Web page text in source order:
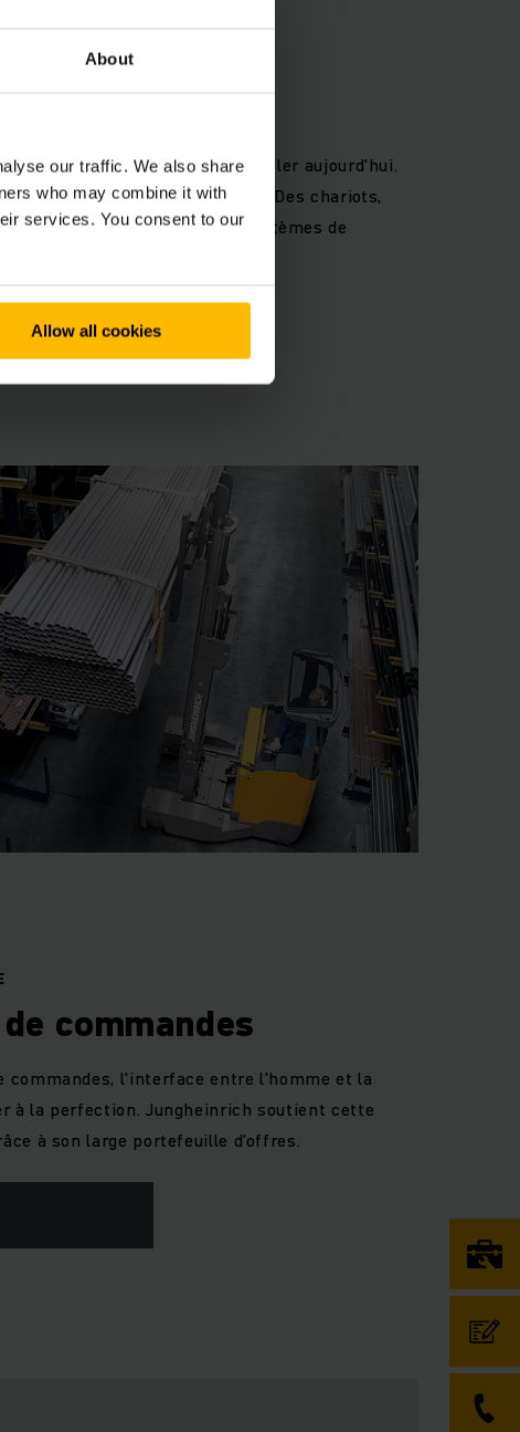
About
our traffic. We also share
who may combine it with
services. You consent to our
Allow all cookies
MARCHANDISES
à quoi le transport doit ressembler aujourd'hui.
adaptées à vos besoins. Des chariots,
manuels jusqu’aux systèmes de
commandes
commandes, l'interface entre l'homme et la
à la perfection. Jungheinrich soutient cette
à son large portefeuille d’offres.